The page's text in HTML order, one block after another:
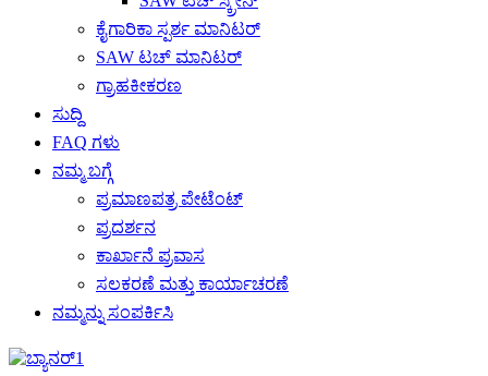
ಕೈಗಾರಿಕಾ ಸ್ಪರ್ಶ ಮಾನಿಟರ್
SAW ಟಚ್ ಮಾನಿಟರ್
ಗ್ರಾಹಕೀಕರಣ
ಸುದ್ದಿ
FAQ ಗಳು
ನಮ್ಮ ಬಗ್ಗೆ
ಪ್ರಮಾಣಪತ್ರ ಪೇಟೆಂಟ್
ಪ್ರದರ್ಶನ
ಕಾರ್ಖಾನೆ ಪ್ರವಾಸ
ಸಲಕರಣೆ ಮತ್ತು ಕಾರ್ಯಾಚರಣೆ
ನಮ್ಮನ್ನು ಸಂಪರ್ಕಿಸಿ